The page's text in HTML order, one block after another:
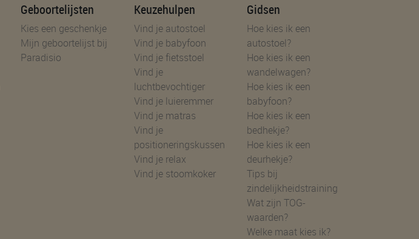
Geboortelijsten
Kies een geschenkje
Mijn geboortelijst bij
Paradisio
Keuzehulpen
Vind je autostoel
Vind je babyfoon
Vind je fietsstoel
Vind je
luchtbevochtiger
Vind je luieremmer
Vind je matras
Vind je
positioneringskussen
Vind je relax
Vind je stoomkoker
Gidsen
Hoe kies ik een
autostoel?
Hoe kies ik een
wandelwagen?
Hoe kies ik een
babyfoon?
Hoe kies ik een
bedhekje?
Hoe kies ik een
deurhekje?
Tips bij
zindelijkheidstraining
Wat zijn TOG-
waarden?
Welke maat kies ik?